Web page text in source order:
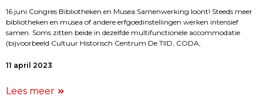
16 juni Congres Bibliotheken en Musea:Samenwerking loont! Steeds meer
bibliotheken en musea of andere erfgoedinstellingen werken intensief
samen. Soms zitten beide in dezelfde multifunctionele accommodatie
(bijvoorbeeld Cultuur Historisch Centrum De TIID, CODA,
11 april 2023
Lees meer